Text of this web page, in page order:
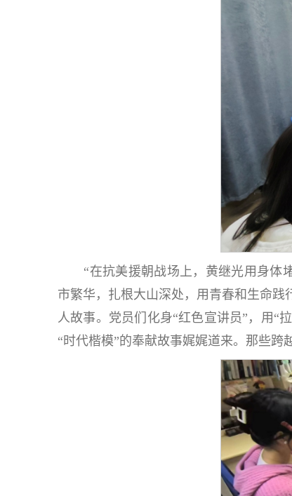
“在抗美援朝战场上，黄继光用身体
市繁华，扎根大山深处，用青春和生命
人故事。党员们化身“红色宣讲员”，用“
“时代楷模”的奉献故事娓娓道来。那些跨